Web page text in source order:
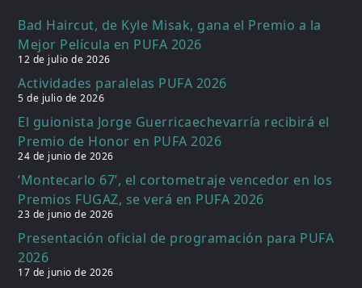
Bad Haircut, de Kyle Misak, gana el Premio a la
Mejor Película en PUFA 2026
12 de julio de 2026
Actividades paralelas PUFA 2026
5 de julio de 2026
El guionista Jorge Guerricaechevarría recibirá el
Premio de Honor en PUFA 2026
24 de junio de 2026
‘Montecarlo 67’, el cortometraje vencedor en los
Premios FUGAZ, se verá en PUFA 2026
23 de junio de 2026
Presentación oficial de programación para PUFA
2026
17 de junio de 2026